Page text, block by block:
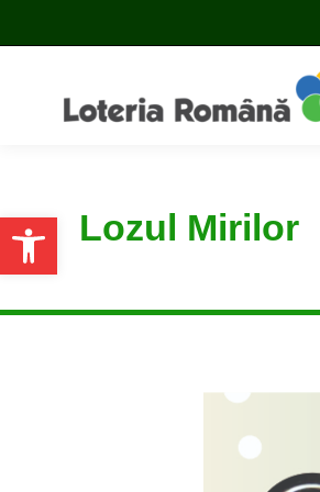
Open toolbarLozul Mirilor